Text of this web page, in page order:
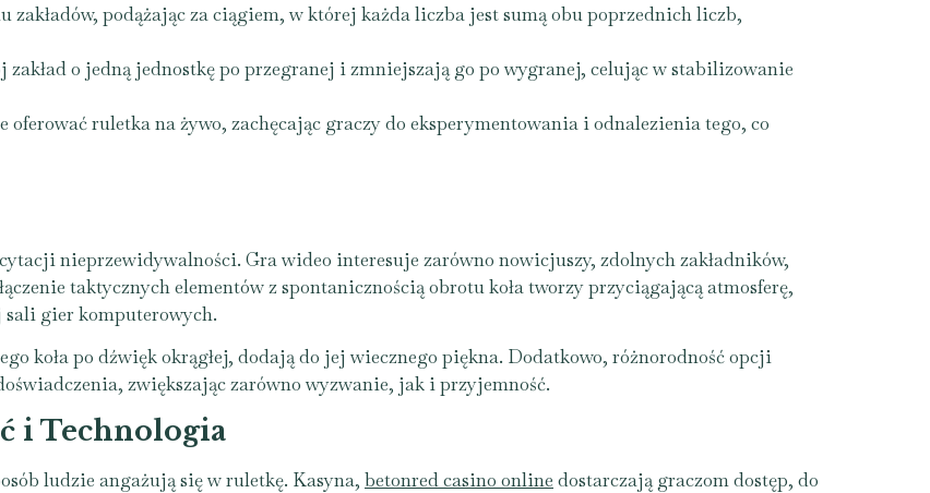
zakładów, podążając za ciągiem, w której każda liczba jest sumą obu poprzednich liczb,
zakład o jedną jednostkę po przegranej i zmniejszają go po wygranej, celując w stabilizowanie
oferować ruletka na żywo, zachęcając graczy do eksperymentowania i odnalezienia tego, co
nieprzewidywalności. Gra wideo interesuje zarówno nowicjuszy, zdolnych zakładników,
taktycznych elementów z spontanicznością obrotu koła tworzy przyciągającą atmosferę,
gier komputerowych.
koła po dźwięk okrągłej, dodają do jej wiecznego piękna. Dodatkowo, różnorodność opcji
zwiększając zarówno wyzwanie, jak i przyjemność.
i Technologia
ludzie angażują się w ruletkę. Kasyna, betonred casino online dostarczają graczom dostęp, do